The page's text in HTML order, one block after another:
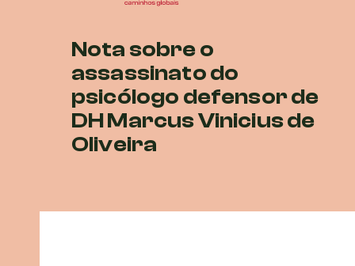
Nota sobre o
assassinato do
psicólogo defensor de
DH Marcus Vinicius de
Oliveira